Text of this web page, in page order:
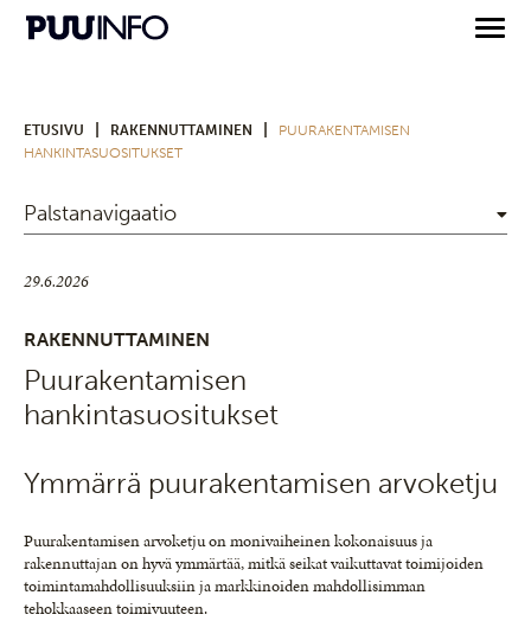
ETUSIVU RAKENNUTTAMINEN
PUURAKENTAMISEN
HANKINTASUOSITUKSET
Palstanavigaatio
29.6.2026
RAKENNUTTAMINEN
Puurakentamisen
hankintasuositukset
Ymmärrä puurakentamisen arvoketju
Puurakentamisen arvoketju on monivaiheinen kokonaisuus ja
rakennuttajan on hyvä ymmärtää, mitkä seikat vaikuttavat toimijoiden
toimintamahdollisuuksiin ja markkinoiden mahdollisimman
tehokkaaseen toimivuuteen.